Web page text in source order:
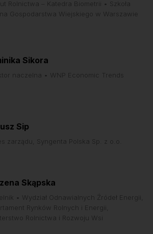
Rolnictwa – Katedra Biometrii • Szkoła
Gospodarstwa Wiejskiego w Warszawie
Sikora
naczelna • WNP Economic Trends
Sip
zarządu, Syngenta Polska Sp. z o.o.
Skąpska
• Wydział Odnawialnych Źródeł Energii,
Rynków Rolnych i Energii,
Rolnictwa i Rozwoju Wsi